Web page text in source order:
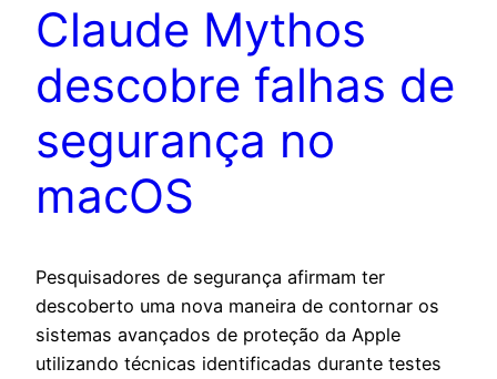
Claude Mythos
descobre falhas de
segurança no
macOS
Pesquisadores de segurança afirmam ter
descoberto uma nova maneira de contornar os
sistemas avançados de proteção da Apple
utilizando técnicas identificadas durante testes